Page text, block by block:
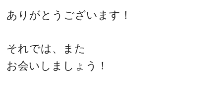
ありがとうございます！
それでは、また
お会いしましょう！